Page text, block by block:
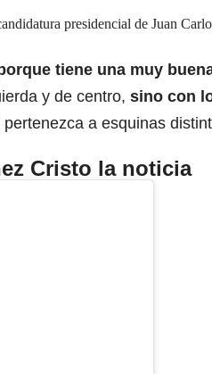
presidencial de Juan
tiene una muy
y de centro, sino con
pertenezca a esquinas
Cristo la noticia